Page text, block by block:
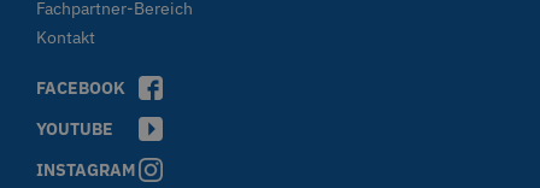
Fachpartner-Bereich
Kontakt
FACEBOOK
YOUTUBE
INSTAGRAMCMSCurrentTheme